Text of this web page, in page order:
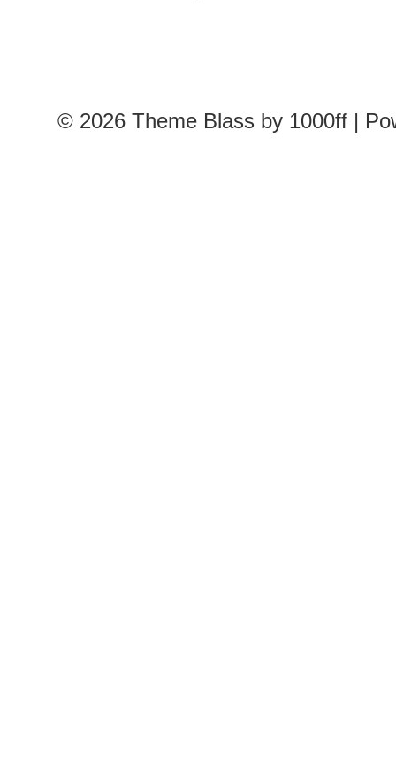
© 2026 Theme Blass by 1000ff |